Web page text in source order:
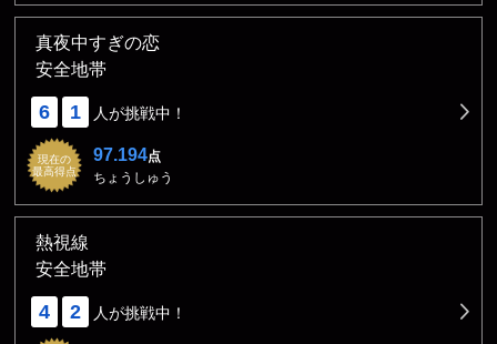
真夜中すぎの恋
安全地帯
6 1 人が挑戦中！
現在の
最高得点
97.194点
ちょうしゅう
熱視線
安全地帯
4 2 人が挑戦中！